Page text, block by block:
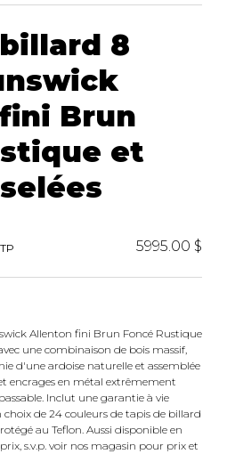
8
Brun
et
5995.00 $
Allenton fini Brun Foncé Rustique
une combinaison de bois massif,
d'une ardoise naturelle et assemblée
encrages en métal extrêmement
Inclut une garantie à vie
de 24 couleurs de tapis de billard
au Teflon. Aussi disponible en
s.v.p. voir nos magasin pour prix et